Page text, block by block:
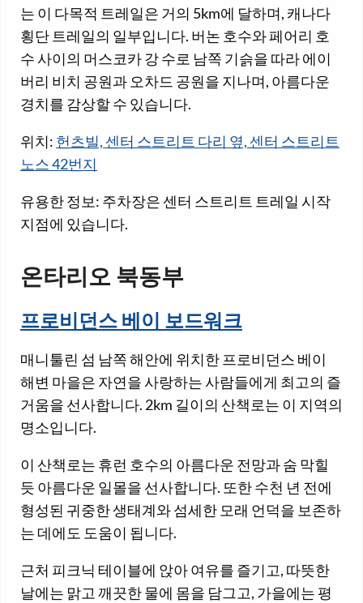
는 이 다목적 트레일은 거의 5km에 달하며, 캐나다
횡단 트레일의 일부입니다. 버논 호수와 페어리 호
수 사이의 머스코카 강 수로 남쪽 기슭을 따라 에이
버리 비치 공원과 오차드 공원을 지나며, 아름다운
경치를 감상할 수 있습니다.
위치: 헌츠빌, 센터 스트리트 다리 옆, 센터 스트리트
노스 42번지
유용한 정보: 주차장은 센터 스트리트 트레일 시작
지점에 있습니다.
온타리오 북동부
프로비던스 베이 보드워크
매니툴린 섬 남쪽 해안에 위치한 프로비던스 베이
해변 마을은 자연을 사랑하는 사람들에게 최고의 즐
거움을 선사합니다. 2km 길이의 산책로는 이 지역의
명소입니다.
이 산책로는 휴런 호수의 아름다운 전망과 숨 막힐
듯 아름다운 일몰을 선사합니다. 또한 수천 년 전에
형성된 귀중한 생태계와 섬세한 모래 언덕을 보존하
는 데에도 도움이 됩니다.
근처 피크닉 테이블에 앉아 여유를 즐기고, 따뜻한
날에는 맑고 깨끗한 물에 몸을 담그고, 가을에는 평